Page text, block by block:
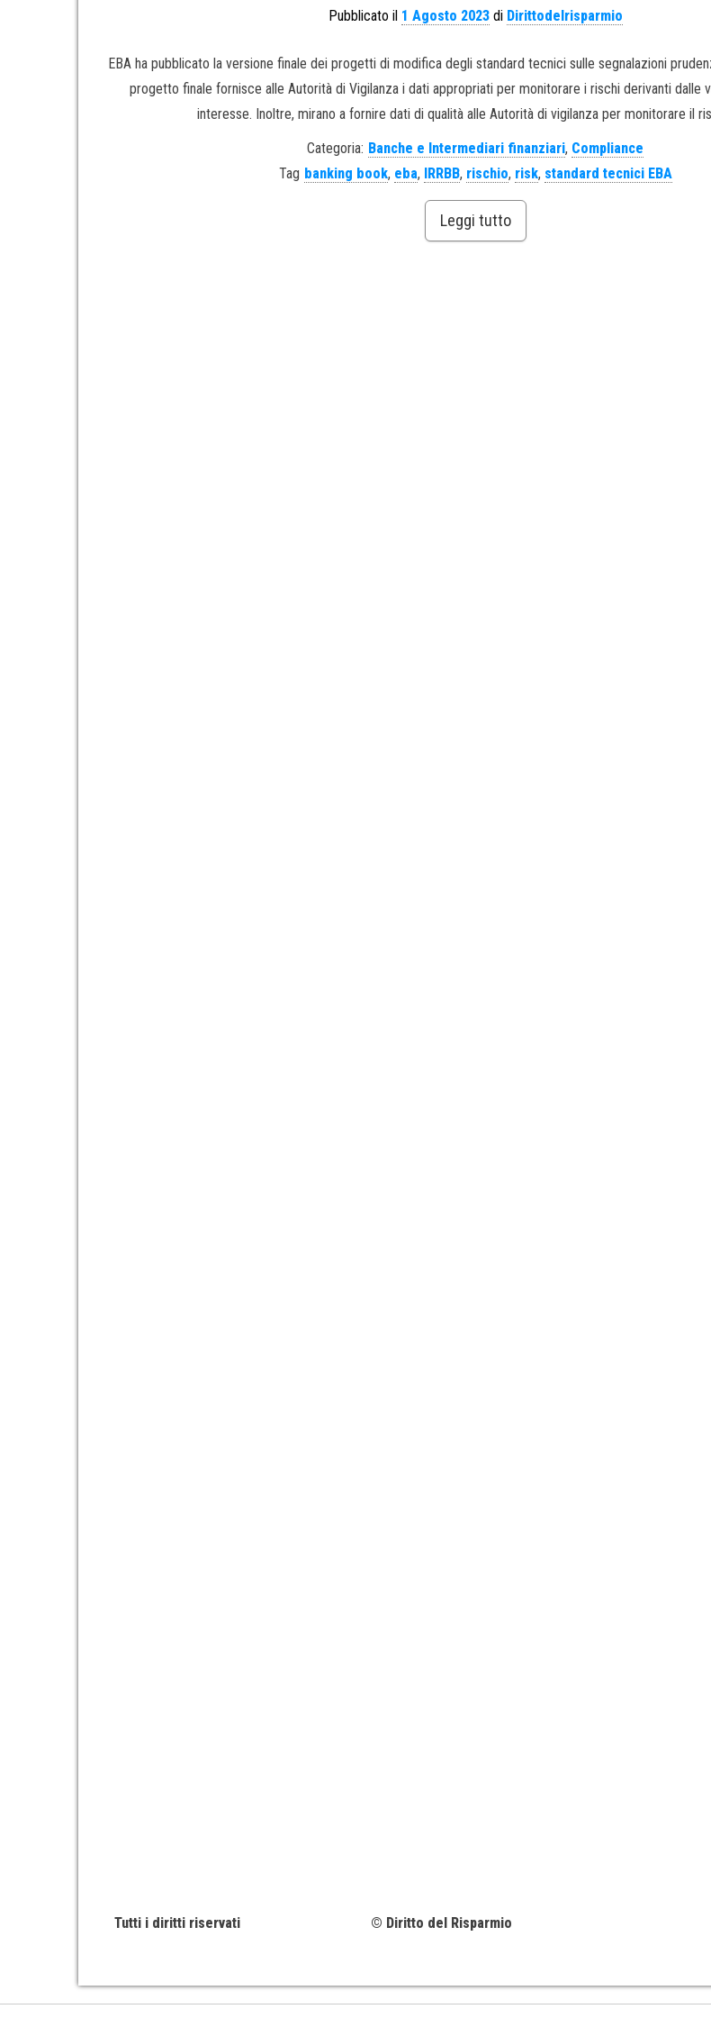
Pubblicato il 1 Agosto 2023di Dirittodelrisparmio
EBA ha pubblicato la versione finale dei progetti di modifica degli standard tecnici sulle segnalazioni
progetto finale fornisce alle Autorità di Vigilanza i dati appropriati per monitorare i rischi derivanti dalle
interesse. Inoltre, mirano a fornire dati di qualità alle Autorità di vigilanza per monitorare il
Categoria: Banche e Intermediari finanziari, Compliance
Tag banking book, eba, IRRBB, rischio, risk, standard tecnici EBA
Leggi tutto
Tutti i diritti riservati © Diritto del Risparmio